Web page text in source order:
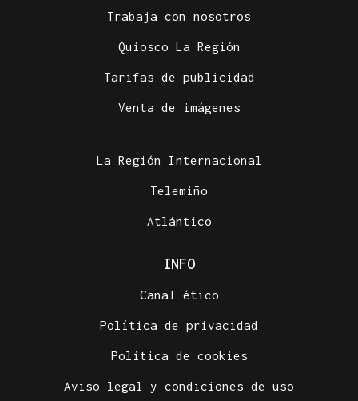
Trabaja con nosotros
Quiosco La Región
Tarifas de publicidad
Venta de imágenes
La Región Internacional
Telemiño
Atlántico
INFO
Canal ético
Política de privacidad
Política de cookies
Aviso legal y condiciones de uso